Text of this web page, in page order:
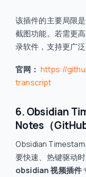
该插件的主要局限
截图功能。若需更
录软件，支持更广泛
官网： https://
transcript
6. Obsidian
Notes（GitHub
Obsidian
要快速、热键驱动
obsidian 视频插件